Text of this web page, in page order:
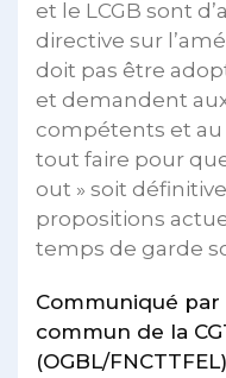
et le LCGB sont
directive sur
doit pas être
et demandent
compétents et
tout faire pour
out » soit
propositions
temps de garde
Communiqué
commun de la
(OGBL/